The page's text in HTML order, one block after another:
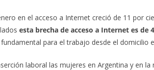
en el acceso a Internet creció de 11 por
esta brecha de acceso a Internet es de
para el trabajo desde el domicilio
laboral las mujeres en Argentina y en